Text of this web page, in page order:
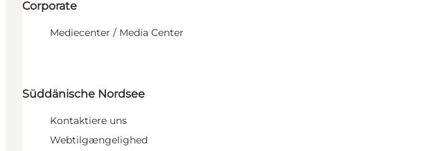
Corporate
Mediecenter / Media Center
Süddänische Nordsee
Kontaktiere uns
Webtilgængelighed